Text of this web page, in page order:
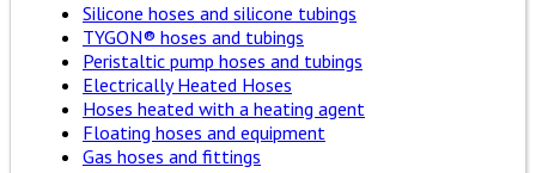
Silicone hoses and silicone tubings
TYGON® hoses and tubings
Peristaltic pump hoses and tubings
Electrically Heated Hoses
Hoses heated with a heating agent
Floating hoses and equipment
Gas hoses and fittings